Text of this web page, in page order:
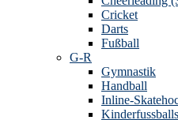
Cricket
Darts
Fußball
G-R
Gymnastik
Handball
Inline-